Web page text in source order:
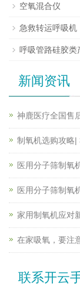
空氧混合仪
急救转运呼吸机
呼吸管路硅胶类
新闻资讯
神鹿医疗全国售
制氧机选购攻略|
医用分子筛制氧
医用分子筛制氧
家用制氧机应对
在家吸氧，要注
联系开云